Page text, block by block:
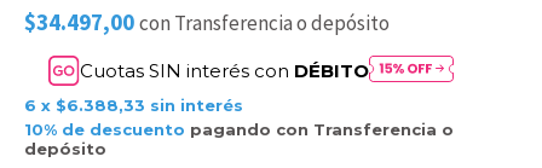
$34.497,00con Transferencia o depósito
Cuotas SIN interés con DÉBITO
6 x $6.388,33 sin interés
10% de descuento pagando con Transferencia o
depósito